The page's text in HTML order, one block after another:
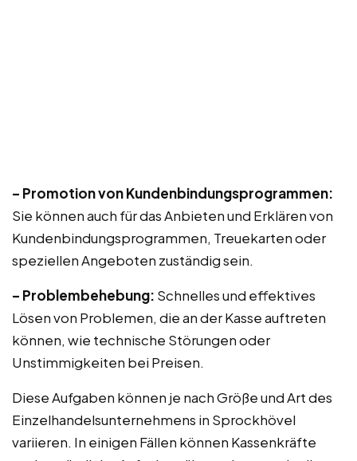
– Promotion von Kundenbindungsprogrammen:
Sie können auch für das Anbieten und Erklären von
Kundenbindungsprogrammen, Treuekarten oder
speziellen Angeboten zuständig sein.
– Problembehebung: Schnelles und effektives
Lösen von Problemen, die an der Kasse auftreten
können, wie technische Störungen oder
Unstimmigkeiten bei Preisen.
Diese Aufgaben können je nach Größe und Art des
Einzelhandelsunternehmens in Sprockhövel
variieren. In einigen Fällen können Kassenkräfte